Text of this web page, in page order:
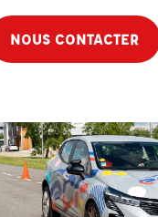
NOUS CONTACTER